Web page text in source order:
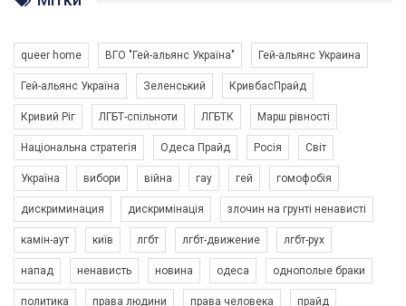
Разом наш голос лунає гучніше!
Зупинимо насильство проти ЛГБТ в Україні! Stop violence against LGBT in Ukraine!
6/30/2017
Емоційний та вражаючий промо-ролік на конкурс PACT, який
представляє програму "Гей-альянс Україна" з протидії
насильству проти ЛГБТ в Україні.
1.9K Просмотров • 226 Нравится • 5 Комментариев
queer home ВГО "Гей-альянс Україна" Гей-альянс Украина
Гей-альянс Україна Зеленський КривбасПрайд
Кривий Ріг ЛГБТ-спільноти ЛГБТК Марш рівності
Національна стратегія Одеса Прайд Росія Світ
Україна вибори війна гау гей гомофобія
дискриминация дискримінація злочин на грунті ненависті
камін-аут київ лгбт лгбт-движение лгбт-рух
напад ненависть новина одеса однополые браки
политика права людини права человека прайд